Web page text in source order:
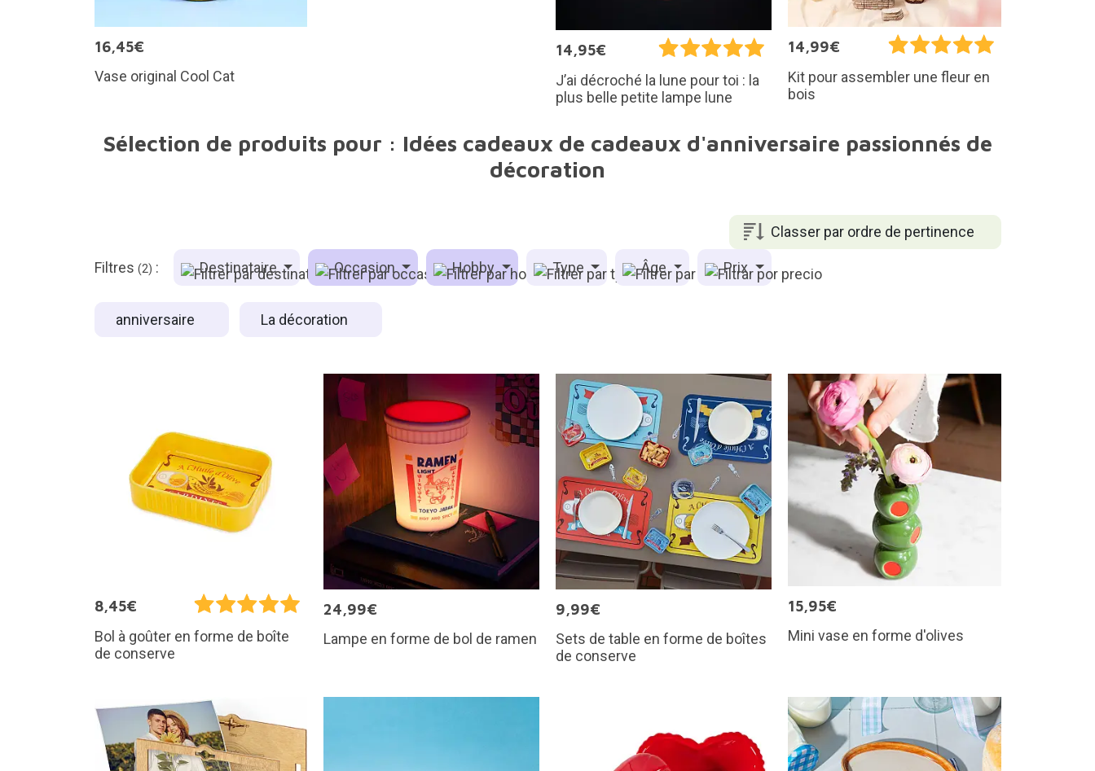
16,45€
Vase original Cool Cat
14,95€
J’ai décroché la lune pour toi : la
plus belle petite lampe lune
14,99€
Kit pour assembler une fleur en
bois
Sélection de produits pour : Idées cadeaux de cadeaux d'anniversaire passionnés de
décoration
Classer par ordre de pertinence
Filtres (2) : Destinataire Occasion Hobby Type Âge Prix
anniversaire La décoration
8,45€
Bol à goûter en forme de boîte
de conserve
24,99€
Lampe en forme de bol de ramen
9,99€
Sets de table en forme de boîtes
de conserve
15,95€
Mini vase en forme d'olives